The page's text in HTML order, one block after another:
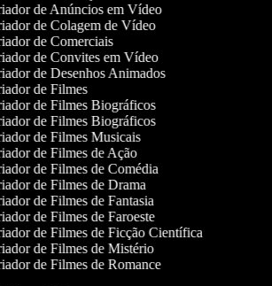
de Anúncios em Vídeo
de Colagem de Vídeo
de Comerciais
de Convites em Vídeo
de Desenhos Animados
de Filmes
de Filmes Biográficos
de Filmes Biográficos
de Filmes Musicais
de Filmes de Ação
de Filmes de Comédia
de Filmes de Drama
de Filmes de Fantasia
de Filmes de Faroeste
de Filmes de Ficção Científica
de Filmes de Mistério
de Filmes de Romance